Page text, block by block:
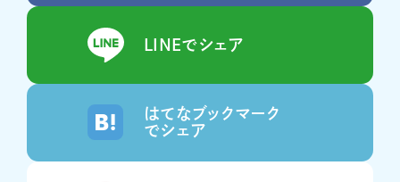
LINEでシェア
はてなブックマーク
でシェア